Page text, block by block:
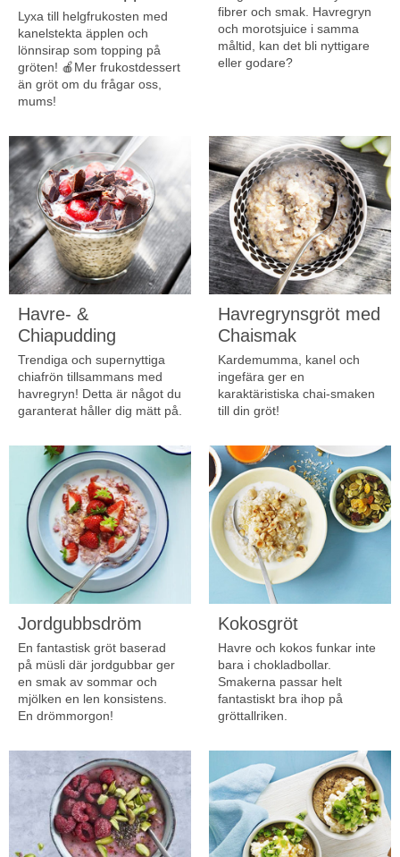
Lyxa till helgfrukosten med
kanelstekta äpplen och
lönnsirap som topping på
gröten! 🍎Mer frukostdessert
än gröt om du frågar oss,
mums!
fibrer och smak. Havregryn
och morotsjuice i samma
måltid, kan det bli nyttigare
eller godare?
Havre- &
Chiapudding
Trendiga och supernyttiga
chiafrön tillsammans med
havregryn! Detta är något du
garanterat håller dig mätt på.
Havregrynsgröt med
Chaismak
Kardemumma, kanel och
ingefära ger en
karaktäristiska chai-smaken
till din gröt!
Jordgubbsdröm
En fantastisk gröt baserad
på müsli där jordgubbar ger
en smak av sommar och
mjölken en len konsistens.
En drömmorgon!
Kokosgröt
Havre och kokos funkar inte
bara i chokladbollar.
Smakerna passar helt
fantastiskt bra ihop på
gröttallriken.